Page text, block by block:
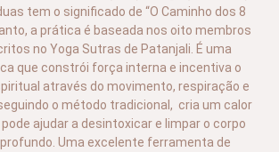
tem o significado de “O Caminho dos 8
a prática é baseada nos oito membros
no Yoga Sutras de Patanjali. É uma
que constrói força interna e incentiva o
através do movimento, respiração e
o método tradicional, cria um calor
ajudar a desintoxicar e limpar o corpo
Uma excelente ferramenta de